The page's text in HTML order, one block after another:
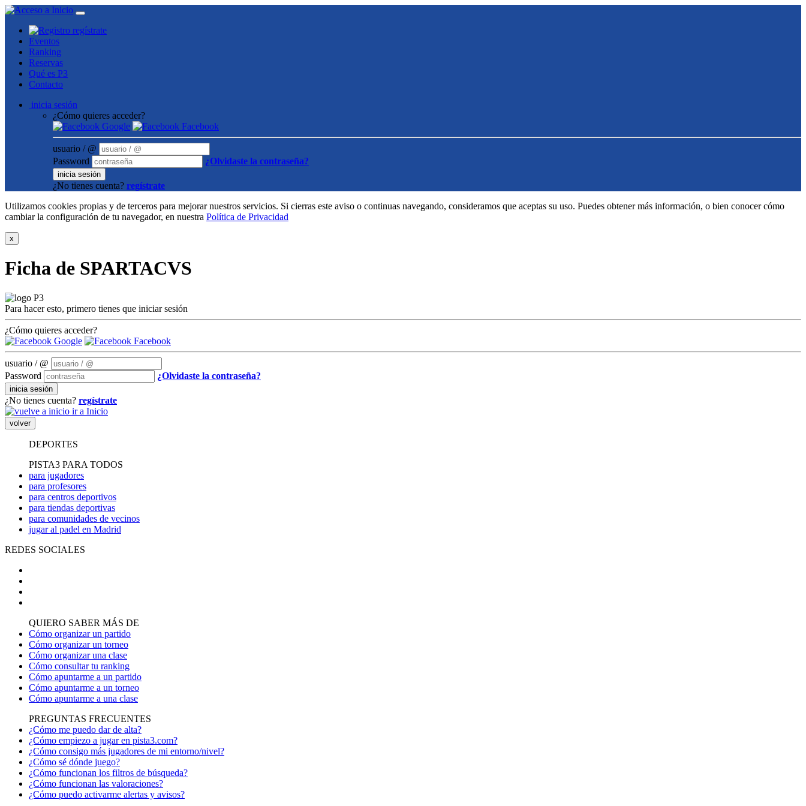
regístrate
Eventos
Ranking
Reservas
Qué es P3
Contacto
inicia sesión
¿Cómo quieres acceder?
Google
Facebook
usuario / @
Password
¿Olvidaste la contraseña?
inicia sesión
¿No tienes cuenta? regístrate
Utilizamos cookies propias y de terceros para mejorar nuestros servicios. Si cierras este aviso o continuas navegando, consideramos que aceptas su uso. Puedes obtener más información, o bien conocer cómo
cambiar la configuración de tu navegador, en nuestra Política de Privacidad
x
Ficha de SPARTACVS
Para hacer esto, primero tienes que iniciar sesión
¿Cómo quieres acceder?
Google
Facebook
usuario / @
Password
¿Olvidaste la contraseña?
inicia sesión
¿No tienes cuenta? regístrate
ir a Inicio
volver
DEPORTES
PISTA3 PARA TODOS
para jugadores
para profesores
para centros deportivos
para tiendas deportivas
para comunidades de vecinos
jugar al padel en Madrid
REDES SOCIALES
QUIERO SABER MÁS DE
Cómo organizar un partido
Cómo organizar un torneo
Cómo organizar una clase
Cómo consultar tu ranking
Cómo apuntarme a un partido
Cómo apuntarme a un torneo
Cómo apuntarme a una clase
PREGUNTAS FRECUENTES
¿Cómo me puedo dar de alta?
¿Cómo empiezo a jugar en pista3.com?
¿Cómo consigo más jugadores de mi entorno/nivel?
¿Cómo sé dónde juego?
¿Cómo funcionan los filtros de búsqueda?
¿Cómo funcionan las valoraciones?
¿Cómo puedo activarme alertas y avisos?